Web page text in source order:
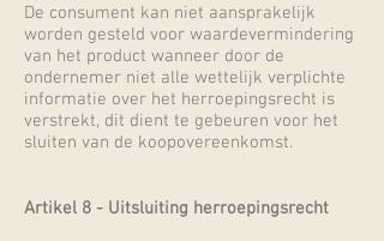
De consument kan niet aansprakelijk
worden gesteld voor waardevermindering
van het product wanneer door de
ondernemer niet alle wettelijk verplichte
informatie over het herroepingsrecht is
verstrekt, dit dient te gebeuren voor het
sluiten van de koopovereenkomst.
Artikel 8 - Uitsluiting herroepingsrecht